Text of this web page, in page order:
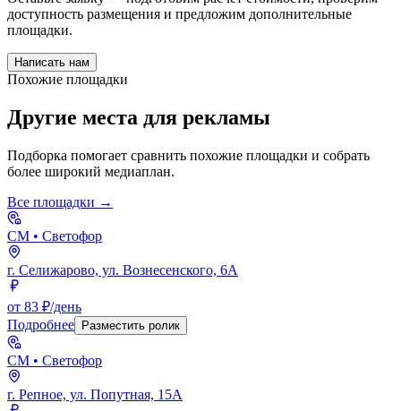
доступность размещения и предложим дополнительные
площадки.
Написать нам
Похожие площадки
Другие места для рекламы
Подборка помогает сравнить похожие площадки и собрать
более широкий медиаплан.
Все площадки →
СМ • Светофор
г. Селижарово, ул. Вознесенского, 6А
от 83 ₽/день
Подробнее
Разместить ролик
СМ • Светофор
г. Репное, ул. Попутная, 15А